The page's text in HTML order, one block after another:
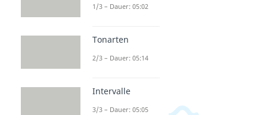
1/3 – Dauer: 05:02
Tonarten
2/3 – Dauer: 05:14
Intervalle
3/3 – Dauer: 05:05